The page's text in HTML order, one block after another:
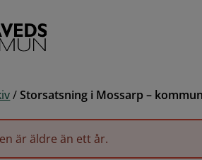
/ Storsatsning i Mossarp –
är äldre än ett år.